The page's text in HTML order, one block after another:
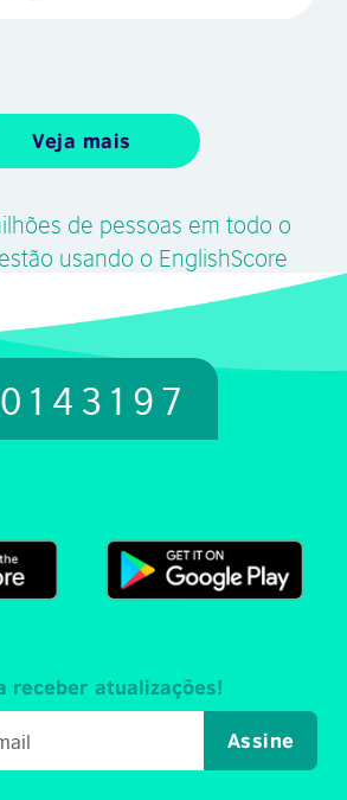
Veja mais
de pessoas em todo o
usando o EnglishScore
receber atualizações!
Assine